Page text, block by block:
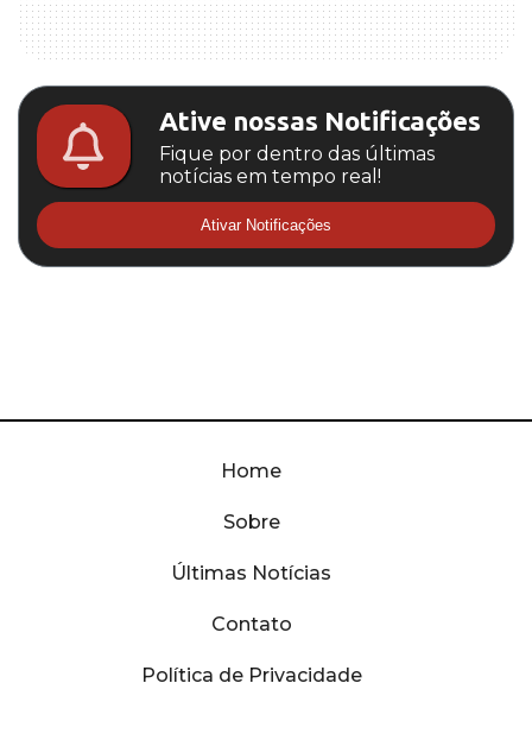
Ative nossas Notificações
Fique por dentro das últimas
notícias em tempo real!
Ativar Notificações
Home
Sobre
Últimas Notícias
Contato
Política de Privacidade